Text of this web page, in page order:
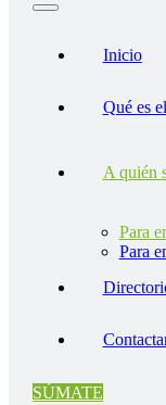
Inicio
Qué es
A quién
Para
Para
SÚMATE